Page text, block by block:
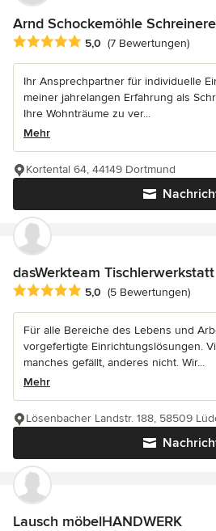
Arnd Schockemöhle
Durchschnittliche Bewertung: 5 von
5,0 (7 Bewertungen)
Ihr Ansprechpartner für individuelle
meiner jahrelangen Erfahrung als
Ihre Wohnträume zu ver...
Mehr
Kortental 64, 44149 Dortmund
dasWerkteam Tischlerwerkstatt
Durchschnittliche Bewertung: 5 von
5,0 (5 Bewertungen)
Für alle Bereiche des Lebens und
vorgefertigte Einrichtungslösungen.
manches gefällt, anderes nicht. Wir...
Mehr
Lösenbacher Landstr. 188, 58509
Lausch möbelHANDWERK